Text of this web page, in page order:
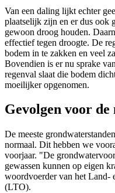
Van een daling lijkt echter
plaatselijk zijn en er dus ook
gewoon droog houden.
effectief tegen droogte. De
bodem in te zakken en veel
Bovendien is er nu sprake
regenval slaat die bodem
moeilijker opgenomen.
Gevolgen voor
De meeste
normaal. Dit hebben we
voorjaar. "De
gewassen kunnen op eigen
woordvoerder van het Land-
(LTO).